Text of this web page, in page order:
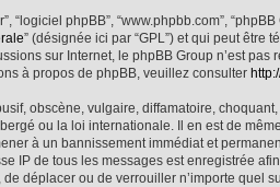
“logiciel phpBB”, “www.phpbb.com”,
” (désignée ici par “GPL”) et qui peut être
sur Internet, le phpBB Group n’est
à propos de phpBB, veuillez consulter
obscène, vulgaire, diffamatoire,
ou la loi internationale. Il en est de
à un bannissement immédiat et
IP de tous les messages est enregistrée
déplacer ou de verrouiller n’importe quel